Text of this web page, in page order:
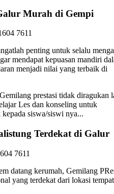
Murah di Gempi
7611
penting untuk selalu
mendapat kepuasan mandiri
menjadi nilai yang terbaik di
prestasi tidak diragukan
Les dan konseling untuk
siswa/siswi nya...
Terdekat di Galur
7611
datang kerumah, Gemilang
yang terdekat dari lokasi tempat